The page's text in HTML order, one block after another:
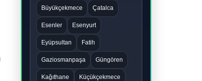
Büyükçekmece Çatalca
Esenler Esenyurt
Eyüpsultan Fatih
Gaziosmanpaşa Güngören
Kağıthane Küçükçekmece